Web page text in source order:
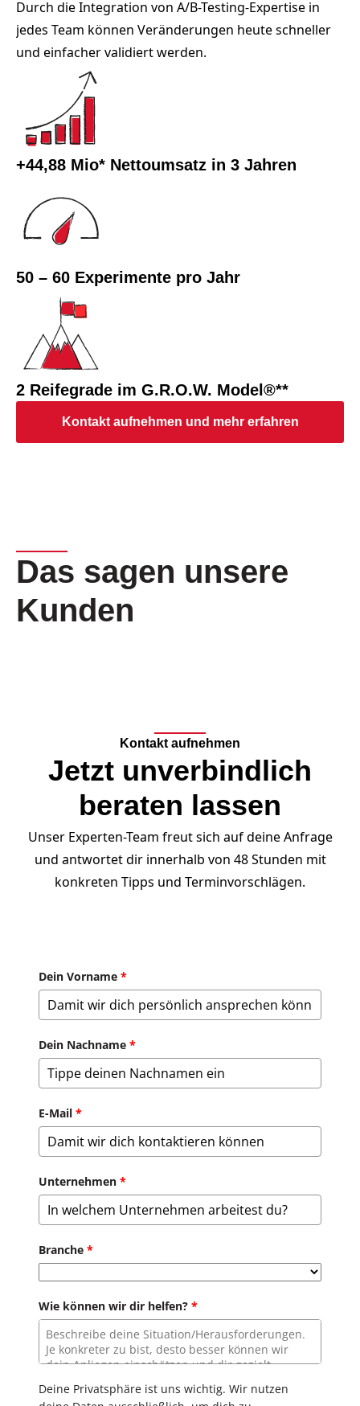
Durch die Integration von A/B-Testing-Expertise in
jedes Team können Veränderungen heute schneller
und einfacher validiert werden.
+44,88 Mio* Nettoumsatz in 3 Jahren
50 – 60 Experimente pro Jahr
2 Reifegrade im G.R.O.W. Model®**
Kontakt aufnehmen und mehr erfahren
Das sagen unsere
Kunden
Kontakt aufnehmen
Jetzt unverbindlich
beraten lassen
Unser Experten-Team freut sich auf deine Anfrage
und antwortet dir innerhalb von 48 Stunden mit
konkreten Tipps und Terminvorschlägen.